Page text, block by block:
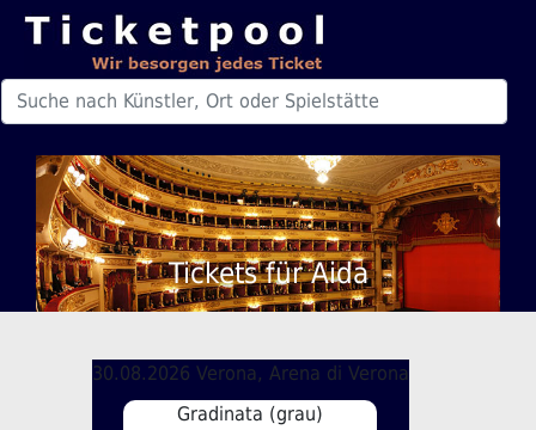
Tickets für Aida
30.08.2026 Verona, Arena di Verona
Gradinata (grau)